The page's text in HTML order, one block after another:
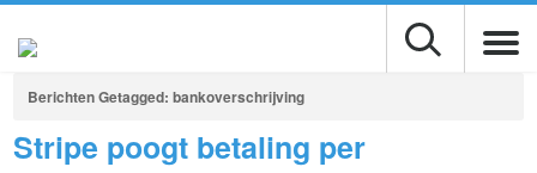
Berichten Getagged: bankoverschrijving
Stripe poogt betaling per